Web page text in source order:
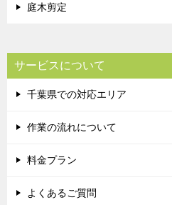
庭木剪定
サービスについて
千葉県での対応エリア
作業の流れについて
料金プラン
よくあるご質問